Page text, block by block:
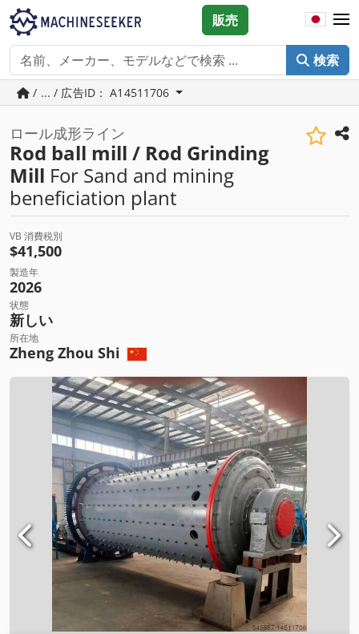
検索
販売
/ ... / 広告ID： A14511706
ロール成形ライン
Rod ball mill / Rod Grinding
Mill For Sand and mining
beneficiation plant
VB 消費税別
$41,500
製造年
2026
状態
新しい
所在地
Zheng Zhou Shi